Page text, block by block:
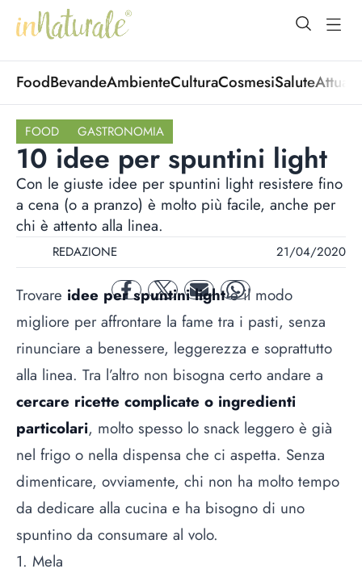
open
FoodBevandeAmbienteCulturaCosmesiSalute
FOOD GASTRONOMIA
10 idee per spuntini light
Con le giuste idee per spuntini light resistere fino
a cena (o a pranzo) è molto più facile, anche per
chi è attento alla linea.
REDAZIONE 21/04/2020
facebooktwitter mail whatsapp
Trovare idee per spuntini lightè il modo
migliore per affrontare la fame tra i pasti, senza
rinunciare a benessere, leggerezza e soprattutto
alla linea. Tra l’altro non bisogna certo andare a
cercare ricette complicate o ingredienti
particolari, molto spesso lo snack leggero è già
nel frigo o nella dispensa che ci aspetta. Senza
dimenticare, ovviamente, chi non ha molto tempo
da dedicare alla cucina e ha bisogno di uno
spuntino da consumare al volo.
1. Mela